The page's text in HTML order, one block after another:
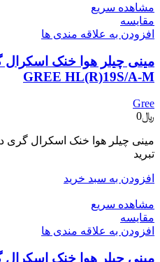
مشاهده سریع
مقایسه
افزودن به علاقه مندی ها
GREE HL(R)19S/A-M
Gree
﷼0
تبرید
افزودن به سبد خرید
مشاهده سریع
مقایسه
افزودن به علاقه مندی ها